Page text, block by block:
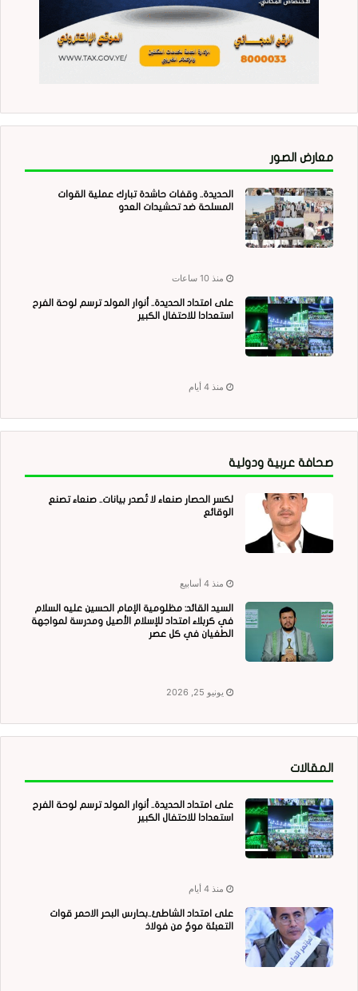
معارض الصور
الحديدة.. وقفات حاشدة تبارك عملية القوات
المسلحة ضد تحشيدات العدو
منذ 10 ساعات
على امتداد الحديدة.. أنوار المولد ترسم لوحة الفرح
استعدادا للاحتفال الكبير
منذ 4 أيام
صحافة عربية ودولية
لكسر الحصار صنعاء لا تُصدر بيانات.. صنعاء تصنع
الوقائع
منذ 4 أسابيع
السيد القائد: مظلومية الإمام الحسين عليه السلام
في كربلاء امتداد للإسلام الأصيل ومدرسة لمواجهة
الطغيان في كل عصر
يونيو 25, 2026
المقالات
على امتداد الحديدة.. أنوار المولد ترسم لوحة الفرح
استعدادا للاحتفال الكبير
منذ 4 أيام
على امتداد الشاطئ..بحارس البحر الاحمر قوات
التعبئة موجٌ من فولاذ